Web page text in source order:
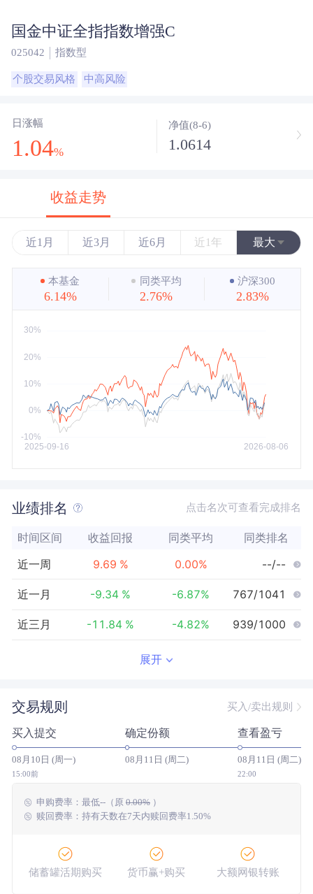
国金中证全指指数增强C
025042 指数型
个股交易风格 中高风险
日涨幅
1.04%
净值(8-6)
1.0614
收益走势
近1月 近3月 近6月 近1年 最大
近3年
近5年
本基金
6.14%
同类平均
2.76%
沪深300
2.83%
业绩排名 点击名次可查看完成排名
时间区间 收益回报 同类平均 同类排名
近一周 9.69 % 0.00% --/--
近一月 -9.34 % -6.87% 767/1041
近三月 -11.84 % -4.82% 939/1000
近三年 --/--
近五年 -- 0.00% --/--
今年以来 508/943
成立以来 6.14%
展开
交易规则 买入/卖出规则
买入提交
08月10日 (周一)
15:00前
确定份额
08月11日 (周二)
查看盈亏
08月11日 (周二)
22:00
申购费率： 最低--（原 0.00%）
赎回费率：持有天数在7天内赎回费率1.50%
储蓄罐活期购买 货币赢+购买 大额网银转账